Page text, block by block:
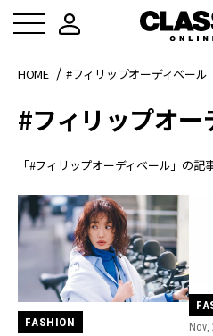
HOME #フィリップオーディベール
#フィリップオー
「#フィリップオーディベール」の記
FASHION
Nov,